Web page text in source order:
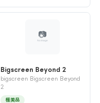
Bigscreen Beyond 2
bigscreen Bigscreen Beyond
2
極美品